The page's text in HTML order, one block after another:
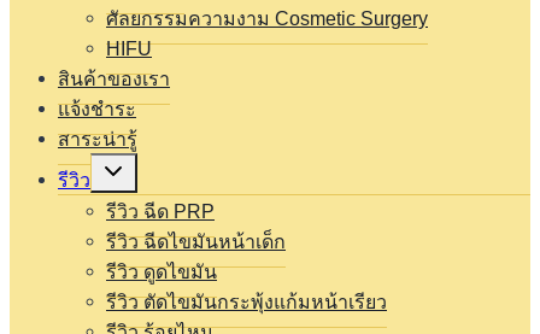
ศัลยกรรมความงาม Cosmetic Surgery
HIFU
สินค้าของเรา
แจ้งชำระ
สาระน่ารู้
รีวิว
Expand
menu
รีวิว ฉีด PRP
รีวิว ฉีดไขมันหน้าเด็ก
รีวิว ดูดไขมัน
รีวิว ตัดไขมันกระพุ้งแก้มหน้าเรียว